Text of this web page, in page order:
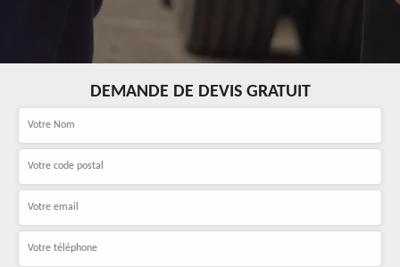
DEMANDE DE DEVIS GRATUIT